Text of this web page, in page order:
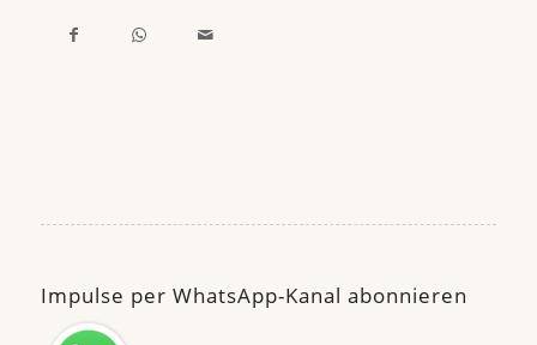
Impulse per WhatsApp-Kanal abonnieren